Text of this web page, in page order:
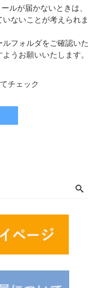
ルが届かないときは、
ないことが考えられま
フォルダをご確認いた
うお願いいたします。
チェック